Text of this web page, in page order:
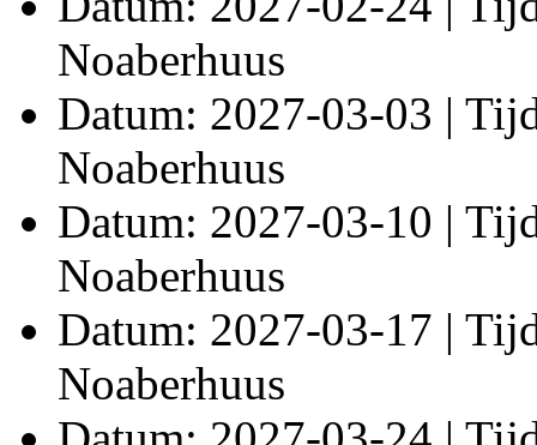
Noaberhuus
Datum: 2027-03-03 |
Noaberhuus
Datum: 2027-03-10 |
Noaberhuus
Datum: 2027-03-17 |
Noaberhuus